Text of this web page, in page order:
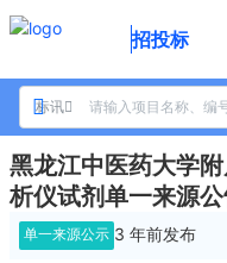
招投标
标讯
黑龙江中医药大学
析仪试剂单一来源
单一来源公示 3 年前发布